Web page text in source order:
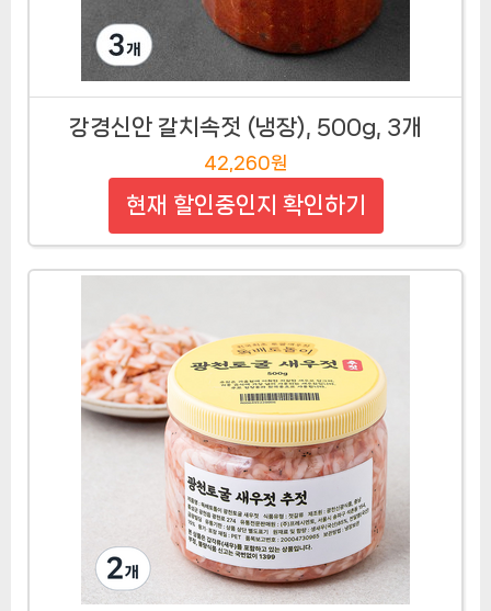
강경신안 갈치속젓 (냉장), 500g, 3개
42,260원
현재 할인중인지 확인하기